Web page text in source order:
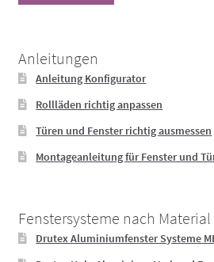
Anleitungen
Anleitung Konfigurator
Rollläden richtig anpassen
Türen und Fenster richtig ausmessen
Montageanleitung für Fenster und
Fenstersysteme nach Material
Drutex Aluminiumfenster Systeme